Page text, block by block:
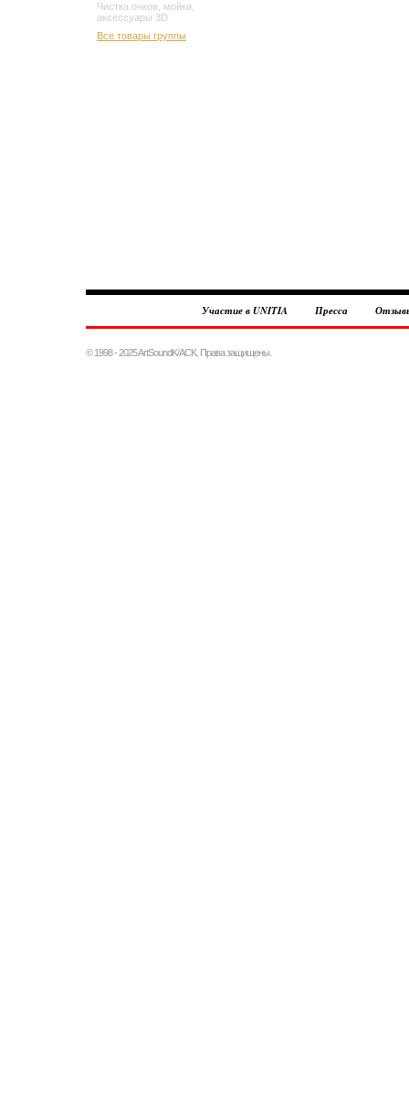
Чистка очков, мойки,
аксессуары 3D
Все товары группы
Участие в UNITIA Пресса
© 1998 - 2025 ArtSoundK/ACK. Права защищены.